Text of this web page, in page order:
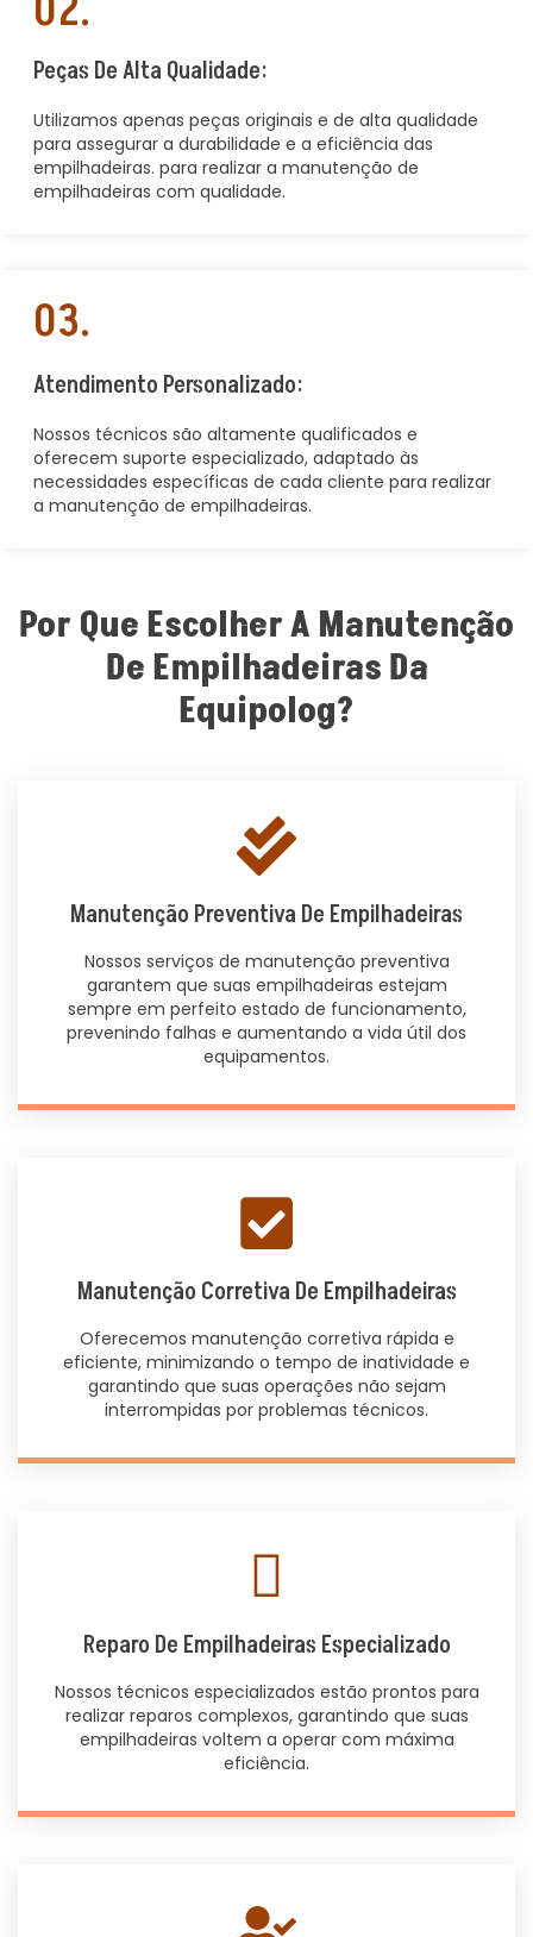
Peças De Alta Qualidade:
Utilizamos apenas peças originais e de alta qualidade
para assegurar a durabilidade e a eficiência das
empilhadeiras. para realizar a manutenção de
empilhadeiras com qualidade.
03.
Atendimento Personalizado:
Nossos técnicos são altamente qualificados e
oferecem suporte especializado, adaptado às
necessidades específicas de cada cliente para realizar
a manutenção de empilhadeiras.
Por Que Escolher A Manutenção
De Empilhadeiras Da
Equipolog?
Manutenção Preventiva De Empilhadeiras
Nossos serviços de manutenção preventiva
garantem que suas empilhadeiras estejam
sempre em perfeito estado de funcionamento,
prevenindo falhas e aumentando a vida útil dos
equipamentos.
Manutenção Corretiva De Empilhadeiras
Oferecemos manutenção corretiva rápida e
eficiente, minimizando o tempo de inatividade e
garantindo que suas operações não sejam
interrompidas por problemas técnicos.
Reparo De Empilhadeiras Especializado
Nossos técnicos especializados estão prontos para
realizar reparos complexos, garantindo que suas
empilhadeiras voltem a operar com máxima
eficiência.